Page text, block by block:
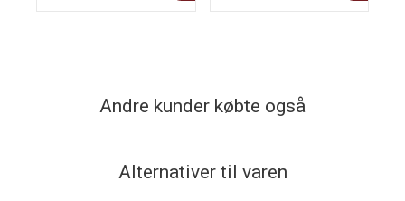
Andre kunder købte også
Alternativer til varen